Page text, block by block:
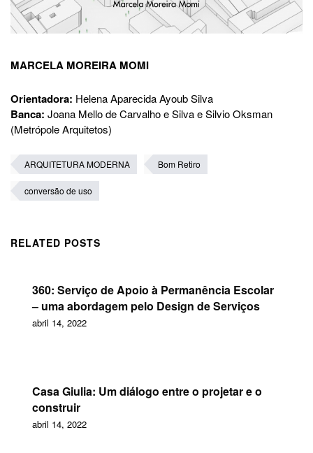
MARCELA MOREIRA MOMI
Orientadora: Helena Aparecida Ayoub Silva
Banca: Joana Mello de Carvalho e Silva e Silvio Oksman
(Metrópole Arquitetos)
ARQUITETURA MODERNA Bom Retiro
conversão de uso
RELATED POSTS
360: Serviço de Apoio à Permanência Escolar
– uma abordagem pelo Design de Serviços
abril 14, 2022
Casa Giulia: Um diálogo entre o projetar e o
construir
abril 14, 2022